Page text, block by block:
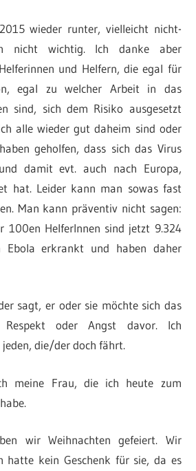
wieder runter, vielleicht nicht-
nicht wichtig. Ich danke aber
und Helfern, die egal für
egal zu welcher Arbeit in das
sind, sich dem Risiko ausgesetzt
alle wieder gut daheim sind oder
geholfen, dass sich das Virus
damit evt. auch nach Europa,
hat. Leider kann man sowas fast
Man kann präventiv nicht sagen:
100en HelferInnen sind jetzt 9.324
Ebola erkrankt und haben daher
sagt, er oder sie möchte sich das
oder Angst davor. Ich
die/der doch fährt.
meine Frau, die ich heute zum
wir Weihnachten gefeiert. Wir
hatte kein Geschenk für sie, da es